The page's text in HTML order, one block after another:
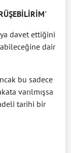
davet ettiğini
dair
bu sadece
varılmışsa
tarihi bir